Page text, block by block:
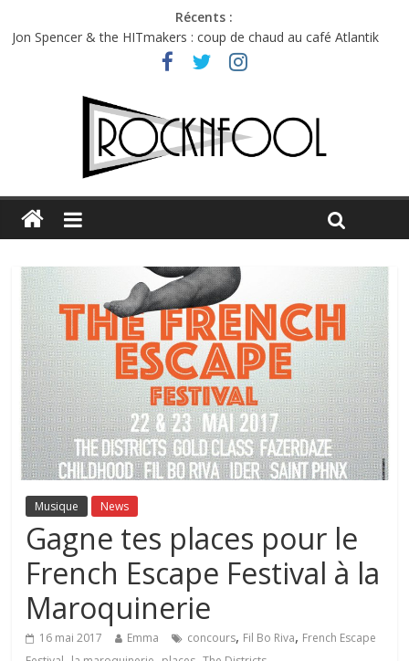
Récents :
Jon Spencer & the HITmakers : coup de chaud au café Atlantik
Hellfest 2026 vendredi : température et émotions en hausse
Hellfest 2026 jeudi : impossible de choisir entre chaleur et bonne
Première édition du Midgard Festival : entre bière, métal et
Charlie Puth à l’Olympia : la leçon de pop du Professeur Puth
Musique News
Gagne tes places pour le
French Escape Festival à la
Maroquinerie
16 mai 2017 Emma concours, Fil Bo Riva, French Escape